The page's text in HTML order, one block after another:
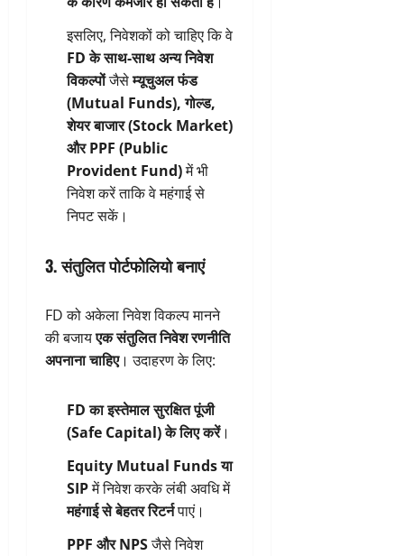
इसलिए, निवेशकों को चाहिए कि वे
FD के साथ-साथ अन्य निवेश
विकल्पोंजैसेम्यूचुअल फंड
(Mutual Funds), गोल्ड,
शेयर बाजार (Stock Market)
और PPF (Public
Provident Fund)में भी
निवेश करें ताकि वे महंगाई से
निपट सकें।
3. संतुलित पोर्टफोलियो बनाएं
FD को अकेला निवेश विकल्प मानने
की बजायएक संतुलित निवेश रणनीति
अपनाना चाहिए। उदाहरण के लिए:
FD का इस्तेमाल सुरक्षित पूंजी
(Safe Capital) के लिए करें।
Equity Mutual Funds या
SIPमें निवेश करके लंबी अवधि में
महंगाई से बेहतर रिटर्नपाएं।
PPF और NPSजैसे निवेश